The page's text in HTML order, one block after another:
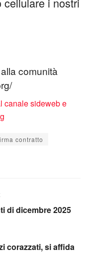
comunità
contratto
di dicembre 2025
corazzati, si affida